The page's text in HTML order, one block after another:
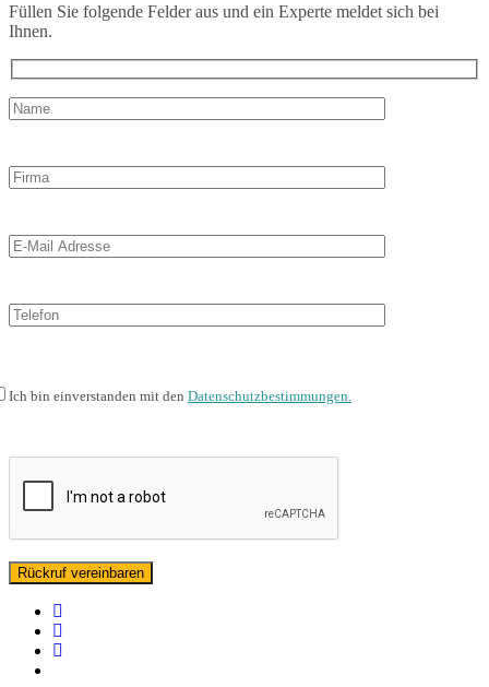
Füllen Sie folgende Felder aus und ein Experte meldet sich bei
Ihnen.
Ich bin einverstanden mit den Datenschutzbestimmungen.
facebook
linkedin
instagram